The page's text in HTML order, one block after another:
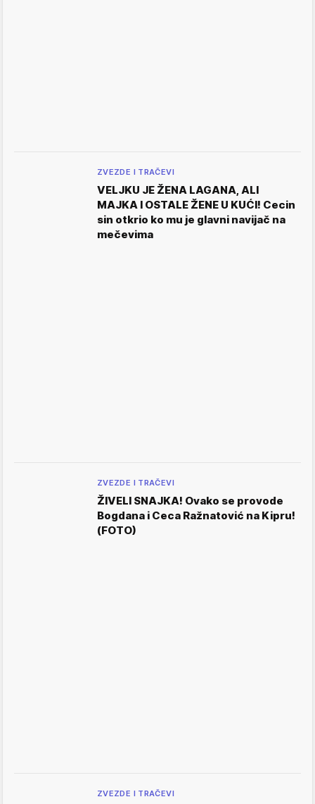
ZVEZDE I TRAČEVI
VELJKU JE ŽENA LAGANA, ALI
MAJKA I OSTALE ŽENE U KUĆI! Cecin
sin otkrio ko mu je glavni navijač na
mečevima
ZVEZDE I TRAČEVI
ŽIVELI SNAJKA! Ovako se provode
Bogdana i Ceca Ražnatović na Kipru!
(FOTO)
ZVEZDE I TRAČEVI